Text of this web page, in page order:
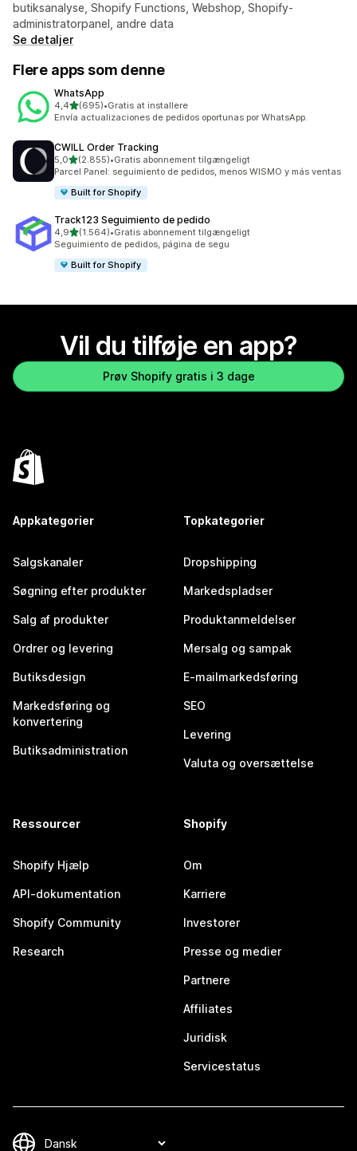
butiksanalyse, Shopify Functions, Webshop, Shopify-
administratorpanel, andre data
Se detaljer
Flere apps som denne
WhatsApp
4,4ud af 5 stjerner
(695)
695 anmeldelser i alt
•Gratis at installere
Envía actualizaciones de pedidos oportunas por WhatsApp.
CWILL Order Tracking
5,0ud af 5 stjerner
(2.855)
2855 anmeldelser i alt
•Gratis abonnement tilgængeligt
Parcel Panel: seguimiento de pedidos, menos WISMO y más ventas
Built for Shopify
Track123 Seguimiento de pedido
4,9ud af 5 stjerner
(1.564)
1564 anmeldelser i alt
•Gratis abonnement tilgængeligt
Seguimiento de pedidos, página de segu
Built for Shopify
Vil du tilføje en app?
Prøv Shopify gratis i 3 dage
Appkategorier
Salgskanaler
Søgning efter produkter
Salg af produkter
Ordrer og levering
Butiksdesign
Markedsføring og
konvertering
Butiksadministration
Topkategorier
Dropshipping
Markedspladser
Produktanmeldelser
Mersalg og sampak
E-mailmarkedsføring
SEO
Levering
Valuta og oversættelse
Ressourcer
Shopify Hjælp
API-dokumentation
Shopify Community
Research
Shopify
Om
Karriere
Investorer
Presse og medier
Partnere
Affiliates
Juridisk
Servicestatus